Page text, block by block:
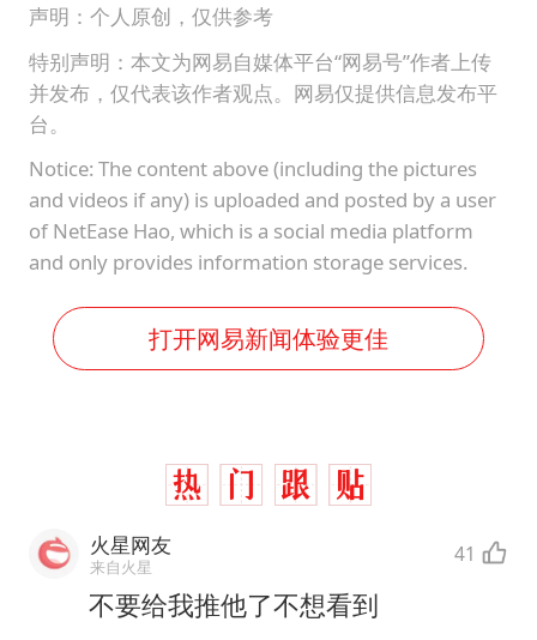
声明：个人原创，仅供参考
特别声明：本文为网易自媒体平台“网易号”作者上传
并发布，仅代表该作者观点。网易仅提供信息发布平
台。
Notice: The content above (including the pictures
and videos if any) is uploaded and posted by a user
of NetEase Hao, which is a social media platform
and only provides information storage services.
打开网易新闻体验更佳
火星网友
来自火星 41
不要给我推他了不想看到